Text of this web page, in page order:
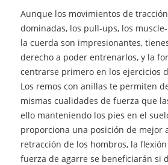
Aunque los movimientos de
dominadas, los pull-ups, los
la cuerda son impresionantes,
derecho a poder entrenarlos, y la
centrarse primero en los ejercicios
Los remos con anillas te permiten
mismas cualidades de fuerza que
ello manteniendo los pies en el
proporciona una posición de mejor
retracción de los hombros, la
fuerza de agarre se beneficiarán si